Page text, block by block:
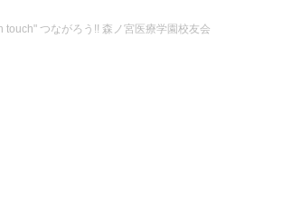
touch" つながろう!! 森ノ宮医療学園校友会